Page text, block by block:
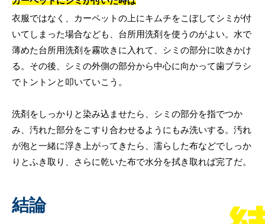
衣服ではなく、カーペットの上にキムチをこぼしてシミが付
いてしまった場合なども、台所用洗剤を使うのがよい。水で
薄めた台所用洗剤を霧吹きに入れて、シミの部分に吹きかけ
る。その後、シミの外側の部分から中心に向かって歯ブラシ
でトントンと叩いていこう。
洗剤をしっかりと染み込ませたら、シミの部分を指でつか
み、汚れた部分をこすり合わせるようにもみ洗いする。汚れ
が泡と一緒に浮き上がってきたら、濡らした布などでしっか
りとふき取り、さらに乾いた布で水分を拭き取れば完了だ。
結論